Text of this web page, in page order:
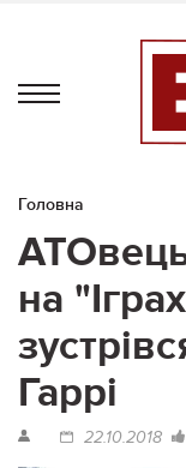
Головна
на
Гаррі
22.10.2018